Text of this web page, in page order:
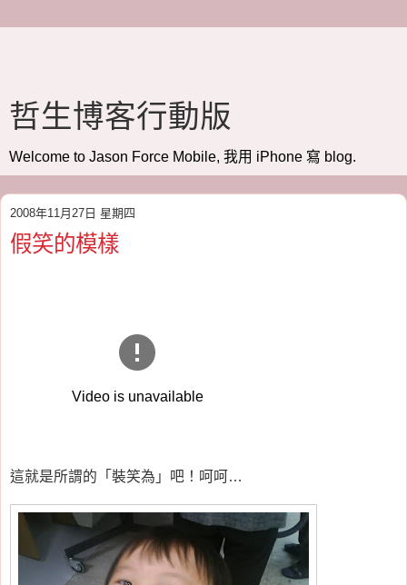
哲生博客行動版
Welcome to Jason Force Mobile, 我用 iPhone 寫 blog.
2008年11月27日 星期四
假笑的模樣
這就是所謂的「裝笑為」吧！呵呵…